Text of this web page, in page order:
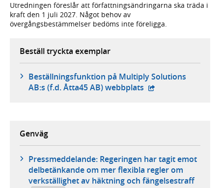
Utredningen föreslår att författningsändringarna ska träda i
kraft den 1 juli 2027. Något behov av
övergångsbestämmelser bedöms inte föreligga.
Beställ tryckta exemplar
Beställningsfunktion på Multiply Solutions
AB:s (f.d. Åtta45 AB) webbplats - extern webbplats,
Genväg
Pressmeddelande: Regeringen har tagit emot
delbetänkande om mer flexibla regler om
verkställighet av häktning och fängelsestraff